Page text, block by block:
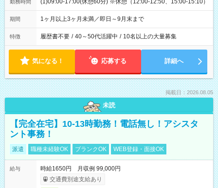
勤務時間 (1)09:00-17:00(休憩60分) ※休憩（12:00-12:50、15:00-15:10）
期間 1ヶ月以上3ヶ月未満／即日～9月末まで
特徴 履歴書不要 / 40～50代活躍中 / 10名以上の大量募集
気になる！ 応募する 詳細へ
掲載日：2026.08.05
未読
【完全在宅】10-13時勤務！電話無し！アシスタ
ント事務！
派遣 職種未経験OK ブランクOK WEB登録・面接OK
給与
時給1650円 月収例 99,000円
交通費別途支給あり